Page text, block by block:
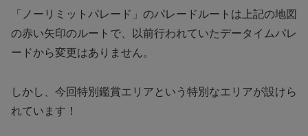
「ノーリミットパレード」のパレードルートは上記の地図
の赤い矢印のルートで、以前行われていたデータイムパレ
ードから変更はありません。
しかし、今回特別鑑賞エリアという特別なエリアが設けら
れています！